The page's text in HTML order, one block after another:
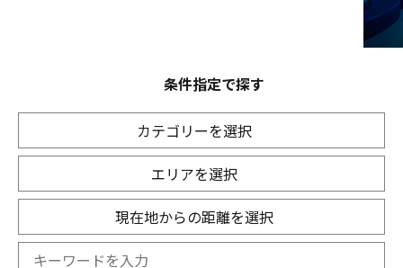
条件指定で探す
カテゴリーを選択
エリアを選択
現在地からの距離を選択